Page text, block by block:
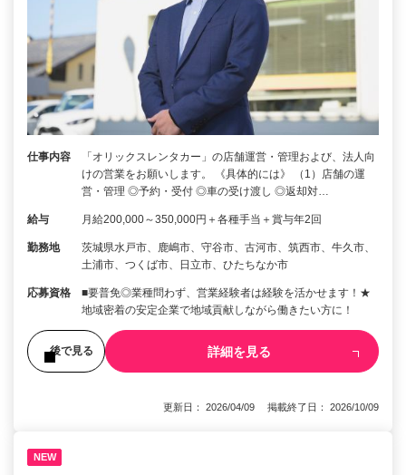
仕事内容
「オリックスレンタカー」の店舗運営・管理および、法人向
けの営業をお願いします。 《具体的には》 （1）店舗の運
営・管理 ◎予約・受付 ◎車の受け渡し ◎返却対…
給与 月給200,000～350,000円＋各種手当＋賞与年2回
勤務地
茨城県水戸市、鹿嶋市、守谷市、古河市、筑西市、牛久市、
土浦市、つくば市、日立市、ひたちなか市
応募資格
■要普免◎業種問わず、営業経験者は経験を活かせます！★
地域密着の安定企業で地域貢献しながら働きたい方に！
後で見る 詳細を見る
更新日： 2026/04/09 掲載終了日： 2026/10/09
NEW